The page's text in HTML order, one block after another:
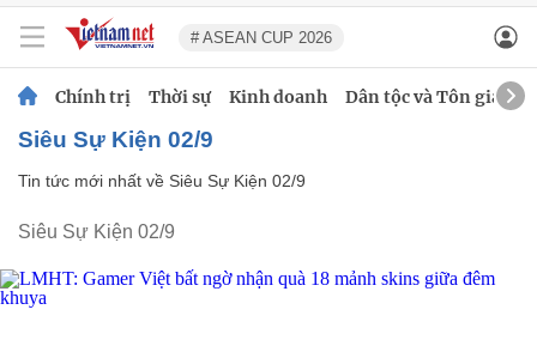
# ASEAN CUP 2026
Chính trị Thời sự Kinh doanh Dân tộc và Tôn giáo
Siêu Sự Kiện 02/9
Tin tức mới nhất về Siêu Sự Kiện 02/9
Siêu Sự Kiện 02/9